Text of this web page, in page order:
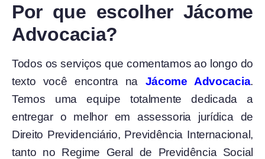
Por que escolher Jácome
Advocacia?
Todos os serviços que comentamos ao longo do
texto você encontra na Jácome Advocacia.
Temos uma equipe totalmente dedicada a
entregar o melhor em assessoria jurídica de
Direito Previdenciário, Previdência Internacional,
tanto no Regime Geral de Previdência Social